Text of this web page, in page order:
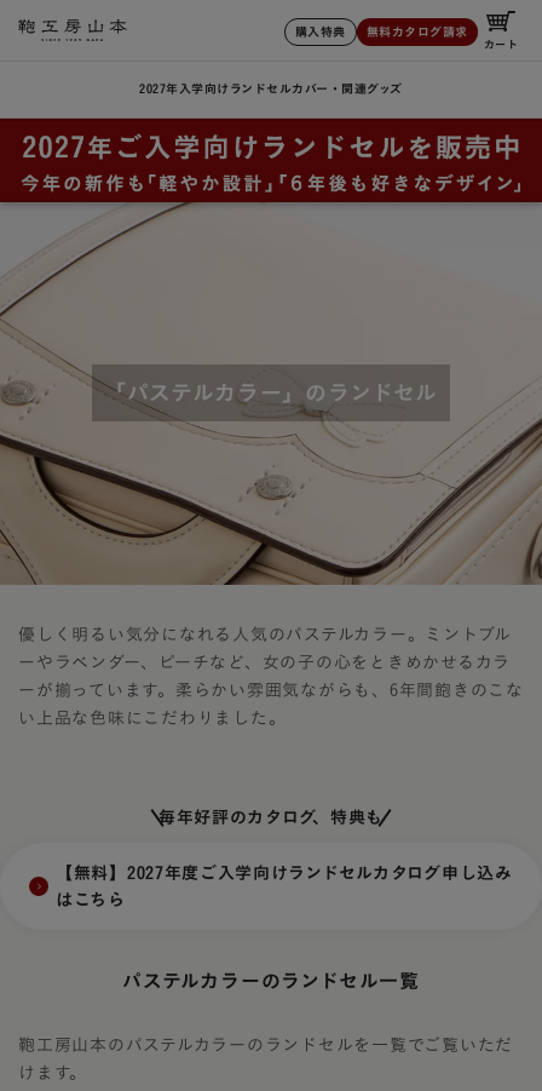
購入特典 無料カタログ請求
カート
2027年入学向けランドセル カバー・関連グッズ
「パステルカラー」のランドセル
優しく明るい気分になれる人気のパステルカラー。ミントブル
ーやラベンダー、ピーチなど、女の子の心をときめかせるカラ
ーが揃っています。柔らかい雰囲気ながらも、6年間飽きのこな
い上品な色味にこだわりました。
毎年好評のカタログ、特典も
【無料】2027年度ご入学向けランドセルカタログ申し込み
はこちら
パステルカラーのランドセル一覧
鞄工房山本のパステルカラーのランドセルを一覧でご覧いただ
けます。